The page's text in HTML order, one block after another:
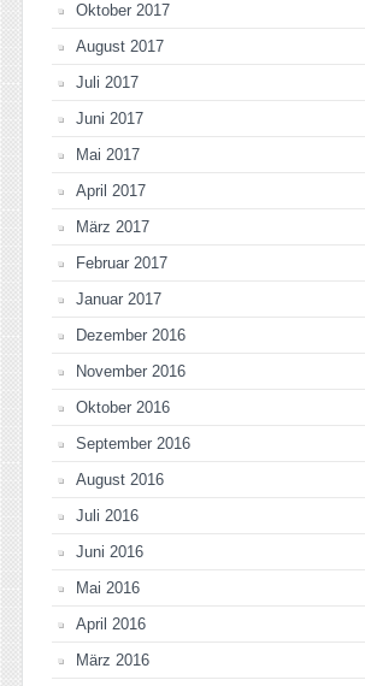
Oktober 2017
August 2017
Juli 2017
Juni 2017
Mai 2017
April 2017
März 2017
Februar 2017
Januar 2017
Dezember 2016
November 2016
Oktober 2016
September 2016
August 2016
Juli 2016
Juni 2016
Mai 2016
April 2016
März 2016